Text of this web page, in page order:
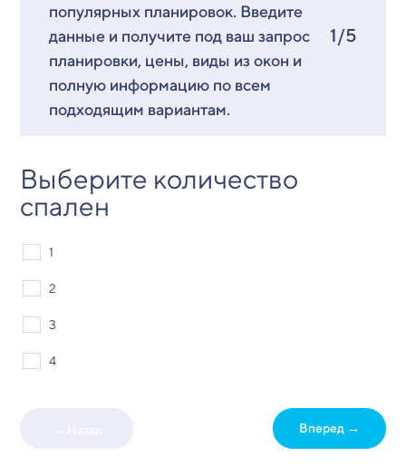
популярных планировок. Введите
данные и получите под ваш запрос
планировки, цены, виды из окон и
полную информацию по всем
подходящим вариантам.
1/5
Выберите количество
спален
1
2
3
4
Вперед →